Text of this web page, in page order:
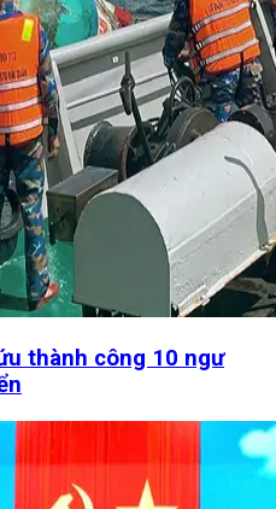
thành công 10 ngư